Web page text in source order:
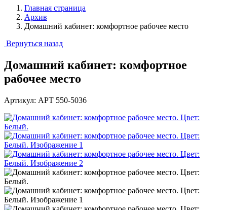
Главная страница
Архив
Домашний кабинет: комфортное рабочее место
Вернуться назад
Домашний кабинет: комфортное
рабочее место
Артикул: АРТ 550-5036